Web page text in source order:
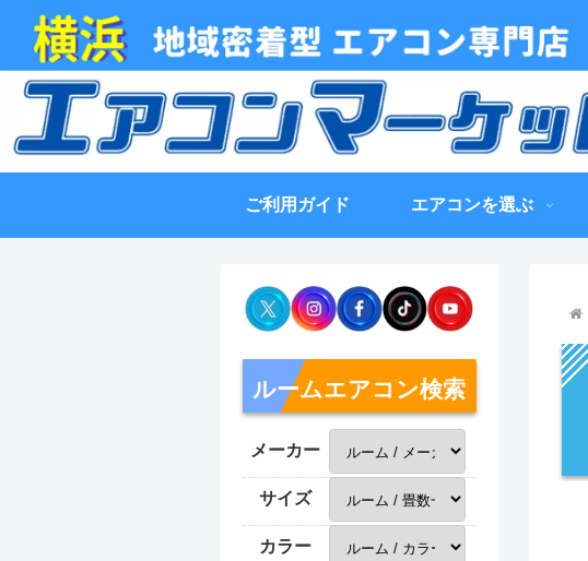
ご利用ガイド エアコンを選ぶ
ルームエアコン検索
メーカー
サイズ
カラー